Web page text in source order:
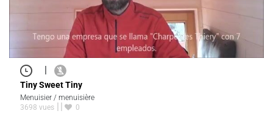
|
Tiny Sweet Tiny
Menuisier / menuisière
3698 vues
0